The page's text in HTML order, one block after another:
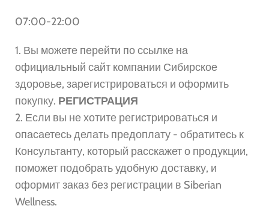
07:00-22:00
1. Вы можете перейти по ссылке на
официальный сайт компании Сибирское
здоровье, зарегистрироваться и оформить
покупку. РЕГИСТРАЦИЯ
2. Если вы не хотите регистрироваться и
опасаетесь делать предоплату - обратитесь к
Консультанту, который расскажет о продукции,
поможет подобрать удобную доставку, и
оформит заказ без регистрации в Siberian
Wellness.